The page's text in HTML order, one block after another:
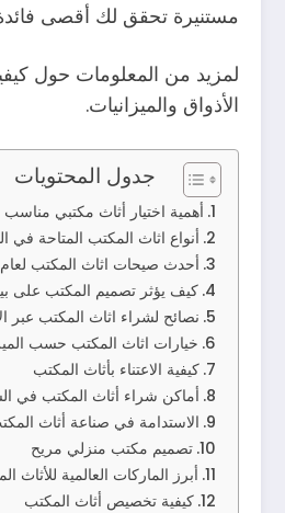
مستنيرة تحقق لك أقصى
لمزيد من المعلومات حول
الأذواق والميزانيات.
جدول المحتويات
أهمية اختيار أثاث مكتبي مناسب
أنواع اثاث المكتب المتاحة في
أحدث صيحات اثاث المكتب لعام 2023
كيف يؤثر تصميم المكتب على
نصائح لشراء اثاث المكتب عبر
خيارات اثاث المكتب حسب
كيفية الاعتناء بأثاث المكتب
أماكن شراء أثاث المكتب في
الاستدامة في صناعة أثاث
تصميم مكتب منزلي مريح
أبرز الماركات العالمية للأثاث
كيفية تخصيص أثاث المكتب